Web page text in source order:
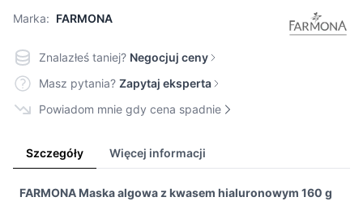
Marka: FARMONA
Znalazłeś taniej? Negocjuj ceny
Masz pytania? Zapytaj eksperta
Powiadom mnie gdy cena spadnie
Szczegóły Więcej informacji
FARMONA Maska algowa z kwasem hialuronowym 160 g